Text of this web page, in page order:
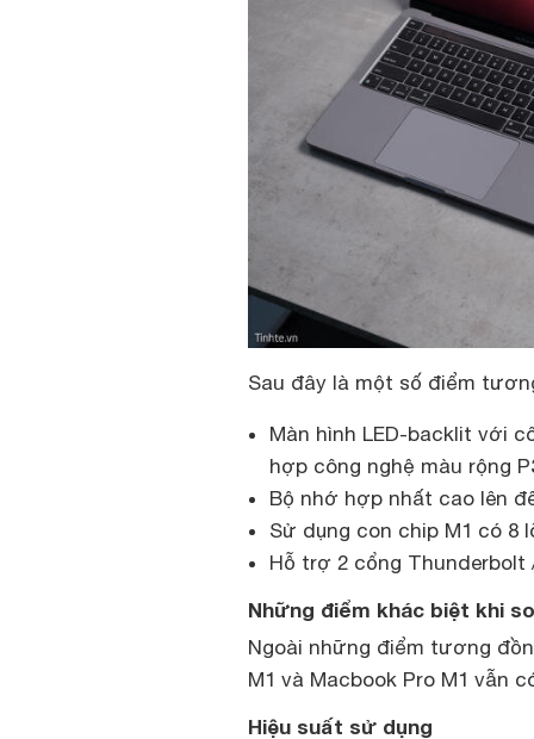
Sau đây là một số điểm
Màn hình LED-backlit với
hợp công nghệ màu rộng
Bộ nhớ hợp nhất cao lên
Sử dụng con chip M1 có 8
Hỗ trợ 2 cổng Thunderbolt
Những điểm khác biệt khi
Ngoài những điểm tương
M1 và Macbook Pro M1 vẫn
Hiệu suất sử dụng